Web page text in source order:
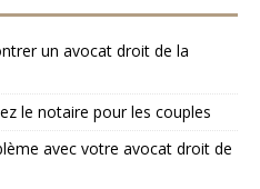
un avocat droit de la
le notaire pour les couples
avec votre avocat droit de